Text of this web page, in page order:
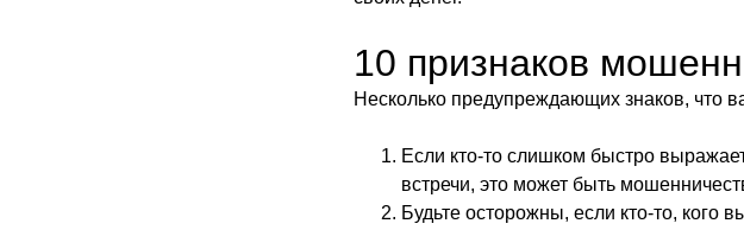
10 признаков
Несколько предупреждающих знаков, что
Если кто-то слишком быстро
встречи, это может быть
Будьте осторожны, если кто-то, кого